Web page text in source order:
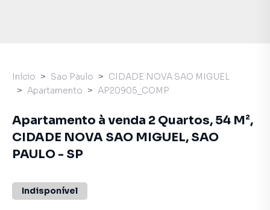
Início Sao Paulo
CIDADE NOVA SAO MIGUEL
Apartamento
AP20905_COMP
Apartamento à venda 2 Quartos, 54 M²,
CIDADE NOVA SAO MIGUEL, SAO
PAULO - SP
Indisponível